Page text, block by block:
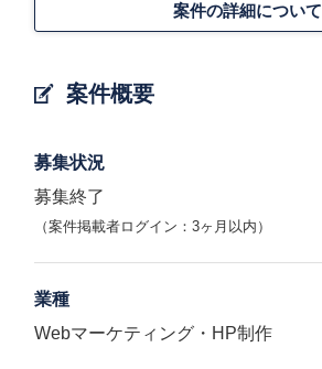
案件概要
案件の詳細について
募集状況
募集終了
（案件掲載者ログイン：3ヶ月以内）
業種
Webマーケティング・HP制作